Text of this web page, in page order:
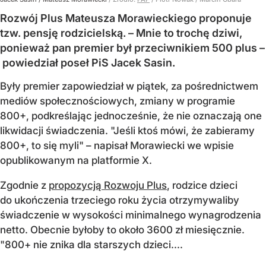
Rozwój Plus Mateusza Morawieckiego proponuje
tzw. pensję rodzicielską. – Mnie to trochę dziwi,
ponieważ pan premier był przeciwnikiem 500 plus –
powiedział poseł PiS Jacek Sasin.
Były premier zapowiedział w piątek, za pośrednictwem
mediów społecznościowych, zmiany w programie
800+, podkreślając jednocześnie, że nie oznaczają one
likwidacji świadczenia. "Jeśli ktoś mówi, że zabieramy
800+, to się myli" – napisał Morawiecki we wpisie
opublikowanym na platformie X.
Zgodnie z propozycją Rozwoju Plus, rodzice dzieci
do ukończenia trzeciego roku życia otrzymywaliby
świadczenie w wysokości minimalnego wynagrodzenia
netto. Obecnie byłoby to około 3600 zł miesięcznie.
"800+ nie znika dla starszych dzieci....